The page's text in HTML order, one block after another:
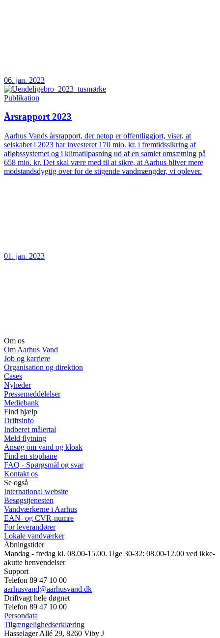
06. jan. 2023
Publikation
Årsrapport 2023
Aarhus Vands årsrapport, der netop er offentliggjort, viser, at
selskabet i 2023 har investeret 170 mio. kr. i fremtidssikring af
afløbssystemet og i klimatilpasning ud af en samlet omsætning på
658 mio. kr. Det skal være med til at sikre, at Aarhus bliver mere
modstandsdygtig over for de stigende vandmængder, vi oplever.
01. jan. 2023
Om os
Om Aarhus Vand
Job og karriere
Organisation og direktion
Cases
Nyheder
Pressemeddelelser
Mediebank
Find hjælp
Driftsinfo
Indberet målertal
Meld flytning
Ansøg om vand og kloak
Find en stophane
FAQ - Spørgsmål og svar
Kontakt os
Se også
International website
Besøgstjenesten
Vandværkerne i Aarhus
EAN- og CVR-numre
For leverandører
Lokale vandværker
Åbningstider
Mandag - fredag kl. 08.00-15.00. Uge 30-32: 08.00-12.00 ved ikke-
akutte henvendelser
Support
Telefon 89 47 10 00
aarhusvand@aarhusvand.dk
Driftvagt hele døgnet
Telefon 89 47 10 00
Persondata
Tilgængelighedserklæring
Hasselager Allé 29, 8260 Viby J